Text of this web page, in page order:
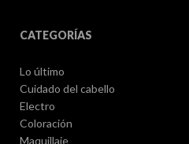
CATEGORÍAS
Lo último
Cuidado del cabello
Electro
Coloración
Maquillaje